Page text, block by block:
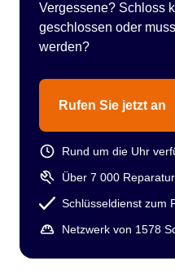
Vergessene? Schloss
geschlossen oder
werden?
Rufen Sie jetzt an
Rund um die Uhr
Über 7 000
Schlüsseldienst zum
Netzwerk von 1578